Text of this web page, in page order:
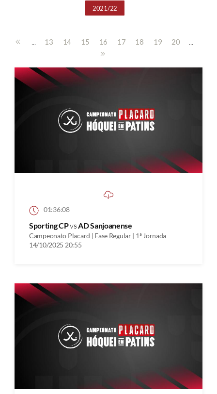
2021/22
... 13 14 15 16 17 18 19 20 ...
01:36:08
Sporting CPvsAD Sanjoanense
Campeonato Placard | Fase Regular | 1ª Jornada
14/10/2025 20:55